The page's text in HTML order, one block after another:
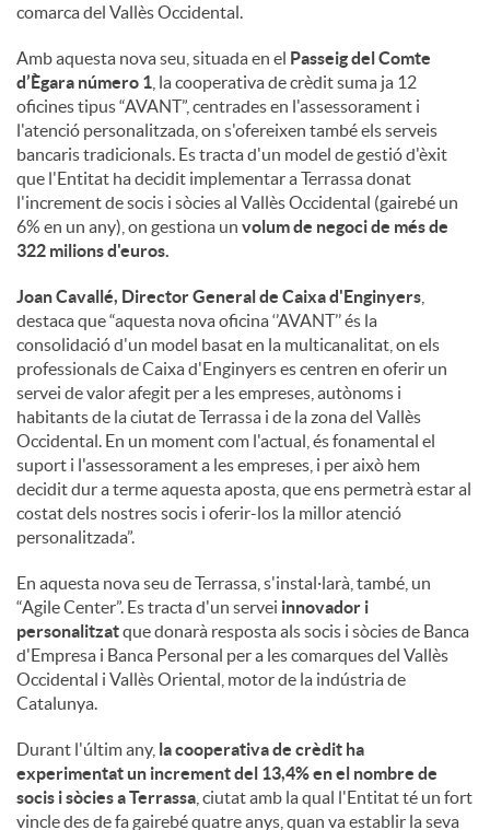
g
u
t
s
comarca del Vallès Occidental.
Amb aquesta nova seu, situada en el Passeig del Comte
d’Ègara número 1 , la cooperativa de crèdit suma ja 12
oficines tipus “AVANT”, centrades en l'assessorament i
l'atenció personalitzada, on s'ofereixen també els serveis
bancaris tradicionals. Es tracta d'un model de gestió d'èxit
que l'Entitat ha decidit implementar a Terrassa donat
l'increment de socis i sòcies al Vallès Occidental (gairebé un
6% en un any), on gestiona un volum de negoci de més de
322 milions d'euros.
Joan Cavallé, Director General de Caixa d'Enginyers
destaca que “aquesta nova oficina ‘’AVANT’’ és la
consolidació d'un model basat en la multicanalitat, on els
professionals de Caixa d'Enginyers es centren en oferir un
servei de valor afegit per a les empreses, autònoms i
habitants de la ciutat de Terrassa i de la zona del Vallès
Occidental. En un moment com l'actual, és fonamental el
suport i l'assessorament a les empreses, i per això hem
decidit dur a terme aquesta aposta, que ens permetrà estar al
costat dels nostres socis i oferir-los la millor atenció
personalitzada”.
En aquesta nova seu de Terrassa, s'instal·larà, també, un
“Agile Center”. Es tracta d'un servei innovador i
personalitzatque donarà resposta als socis i sòcies de Banca
d'Empresa i Banca Personal per a les comarques del Vallès
Occidental i Vallès Oriental, motor de la indústria de
Catalunya.
Durant l'últim any, la cooperativa de crèdit ha
experimentat un increment del 13,4% en el nombre de
socis i sòcies a Terrassa , ciutat amb la qual l'Entitat té un fort
vincle des de fa gairebé quatre anys, quan va establir la seva